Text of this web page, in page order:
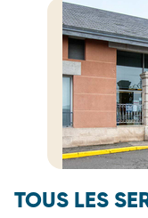
TOUS LES